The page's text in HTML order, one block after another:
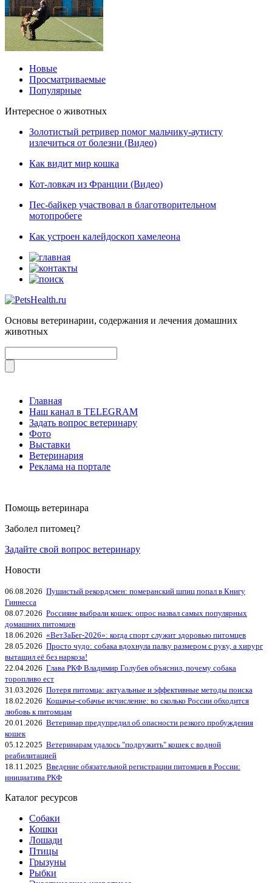
Новые
Просматриваемые
Популярные
Интересное о животных
Золотистый ретривер помог мальчику-аутисту
излечиться от болезни (Видео)
Как видит мир кошка
Кот-ловкач из Франции (Видео)
Пес-байкер участвовал в благотворительном
мотопробеге
Как устроен калейдоскоп хамелеона
Основы ветеринарии, содержания и лечения домашних
животных
Главная
Наш канал в TELEGRAM
Задать вопрос ветеринару
Фото
Выставки
Ветеринария
Реклама на портале
Помощь ветеринара
Заболел питомец?
Задайте свой вопрос ветеринару
Новости
06.08.2026 Пушистый рекордсмен: померанский шпиц попал в Книгу
Гиннесса
08.07.2026 Россияне выбрали кошек: опрос назвал самых популярных
домашних питомцев
18.06.2026 «ВетЗаБег‑2026»: когда спорт служит здоровью питомцев
28.05.2026 Просто чудо: собака вдохнула палку размером с руку, а хирург
вытащил её без наркоза!
22.04.2026 Глава РКФ Владимир Голубев объяснил, почему собака
торопливо ест
31.03.2026 Потеря питомца: актуальные и эффективные методы поиска
18.02.2026 Кошачье-собачье исчисление: во сколько России обходится
любовь к питомцам
20.01.2026 Ветеринар предупредил об опасности резкого пробуждения
кошек
05.12.2025 Ветеринарам удалось "подружить" кошек с водной
реабилитацией
18.11.2025 Введение обязательной регистрации питомцев в России:
инициатива РКФ
Каталог ресурсов
Собаки
Кошки
Лошади
Птицы
Грызуны
Рыбки